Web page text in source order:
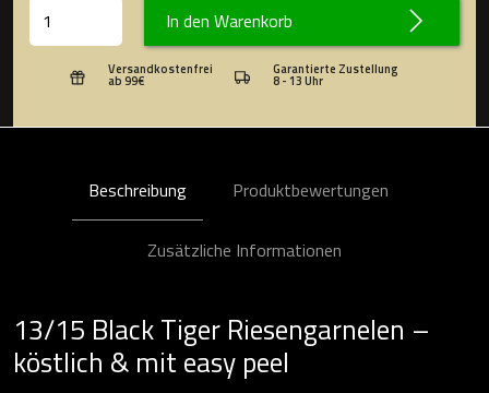
In den Warenkorb
Versandkostenfrei
ab 99€
Garantierte Zustellung
8 - 13 Uhr
Beschreibung Produktbewertungen
Zusätzliche Informationen
13/15 Black Tiger Riesengarnelen –
köstlich & mit easy peel